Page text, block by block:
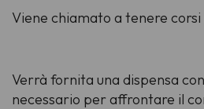
Viene chiamato a tenere
Verrà fornita una dispensa
necessario per affrontare il